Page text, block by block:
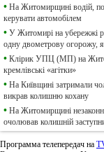
• На Житомирщині водій,
керувати автомобілем
• У Житомирі на убережжі
одну двометрову огорожу,
• Клірик УПЦ (МП) на
кремлівські «агітки»
• На Київщині затримали
викрав колишню кохану
• На Житомирщині
очолював колишній
Программа телепередач на